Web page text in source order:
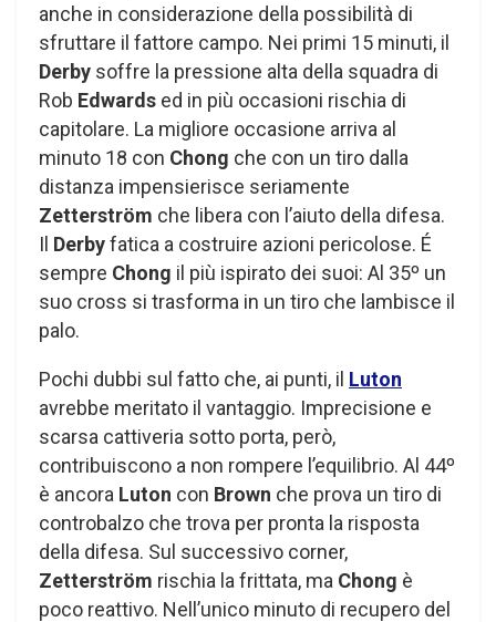
anche in considerazione della possibilità di
sfruttare il fattore campo. Nei primi 15 minuti, il
Derby soffre la pressione alta della squadra di
Rob Edwards ed in più occasioni rischia di
capitolare. La migliore occasione arriva al
minuto 18 con Chong che con un tiro dalla
distanza impensierisce seriamente
Zetterström che libera con l’aiuto della difesa.
Il Derbyfatica a costruire azioni pericolose. É
sempre Chong il più ispirato dei suoi: Al 35º un
suo cross si trasforma in un tiro che lambisce il
palo.
Pochi dubbi sul fatto che, ai punti, il Luton
avrebbe meritato il vantaggio. Imprecisione e
scarsa cattiveria sotto porta, però,
contribuiscono a non rompere l’equilibrio. Al 44º
è ancora Luton con Brown che prova un tiro di
controbalzo che trova per pronta la risposta
della difesa. Sul successivo corner,
Zetterström rischia la frittata, ma Chong è
poco reattivo. Nell’unico minuto di recupero del